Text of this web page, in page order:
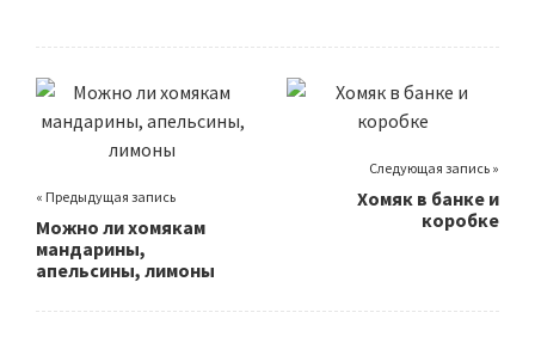
« Предыдущая запись
Можно ли хомякам
мандарины,
апельсины, лимоны
Следующая запись »
Хомяк в банке и
коробке